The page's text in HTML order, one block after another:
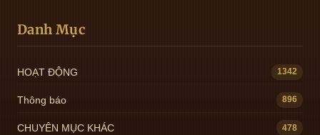
Danh Mục
HOẠT ĐỘNG 1342
Thông báo 896
CHUYÊN MỤC KHÁC 478